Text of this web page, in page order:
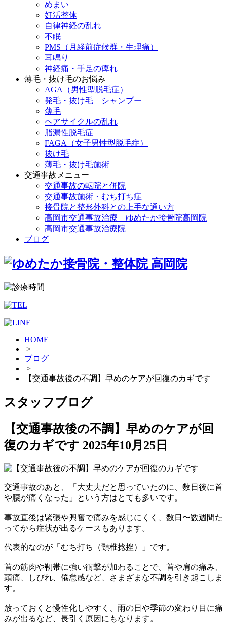
めまい
妊活整体
自律神経の乱れ
不眠
PMS（月経前症候群・生理痛）
耳鳴り
神経痛・手足の痺れ
薄毛・抜け毛のお悩み
AGA（男性型脱毛症）
発毛・抜け毛 シャンプー
薄毛
ヘアサイクルの乱れ
脂漏性脱毛症
FAGA（女子男性型脱毛症）
抜け毛
薄毛・抜け毛施術
交通事故メニュー
交通事故の転院と併院
交通事故施術・むち打ち症
接骨院と整形外科との上手な通い方
高岡市交通事故治療 ゆめたか接骨院高岡院
高岡市交通事故治療院
ブログ
HOME
>
ブログ
>
【交通事故後の不調】早めのケアが回復のカギです
スタッフブログ
【交通事故後の不調】早めのケアが回
復のカギです 2025年10月25日
交通事故のあと、「大丈夫だと思っていたのに、数日後に首
や腰が痛くなった」という方はとても多いです。
事故直後は緊張や興奮で痛みを感じにくく、数日〜数週間た
ってから症状が出るケースもあります。
代表的なのが「むち打ち（頸椎捻挫）」です。
首の筋肉や靭帯に強い衝撃が加わることで、首や肩の痛み、
頭痛、しびれ、倦怠感など、さまざまな不調を引き起こしま
す。
放っておくと慢性化しやすく、雨の日や季節の変わり目に痛
みが出るなど、長引く原因にもなります。